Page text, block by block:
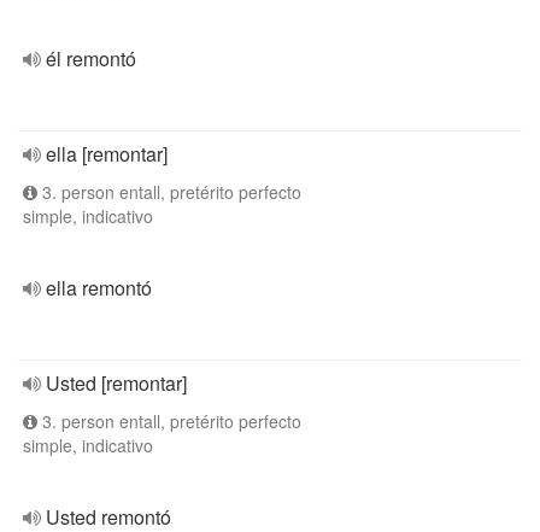
él remontó
ella [remontar]
3. person entall, pretérito perfecto
simple, indicativo
ella remontó
Usted [remontar]
3. person entall, pretérito perfecto
simple, indicativo
Usted remontó